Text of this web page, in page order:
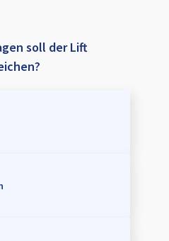
soll der Lift